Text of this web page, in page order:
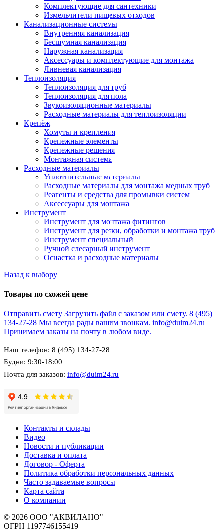
Комплектующие для сантехники
Измельчители пищевых отходов
Канализационные системы
Внутренняя канализация
Бесшумная канализация
Наружная канализация
Аксессуары и комплектующие для монтажа
Ливневая канализация
Теплоизоляция
Теплоизоляция для труб
Теплоизоляция для пола
Звукоизоляционные материалы
Расходные материалы для теплоизоляции
Крепёж
Хомуты и крепления
Крепежные элементы
Крепежные решения
Монтажная система
Расходные материалы
Уплотнительные материалы
Расходные материалы для монтажа медных труб
Реагенты и средства для промывки систем
Аксессуары для монтажа
Инструмент
Инструмент для монтажа фитингов
Инструмент для резки, обработки и монтажа труб
Инструмент специальный
Ручной слесарный инструмент
Оснастка и расходные материалы
Назад к выбору
Товары по схожей цене
Отправить смету Загрузить файл с заказом или смету. 8 (495)
134-27-28 Мы всегда рады вашим звонкам. info@duim24.ru
Принимаем заказы на почту в любом виде.
Наш телефон: 8 (495) 134-27-28
Будни: 9:30-18:00
Почта для заказов: info@duim24.ru
Контакты и склады
Видео
Новости и публикации
Доставка и оплата
Договор - Оферта
Политика обработки персональных данных
Часто задаваемые вопросы
Карта сайта
О компании
© 2026 ООО "АКВИЛАНО"
ОГРН 1197746155419